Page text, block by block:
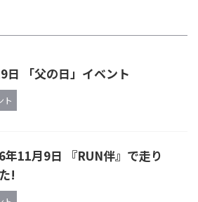
日 「父の日」イベント
ト
年11月9日 『RUN伴』で走り
!